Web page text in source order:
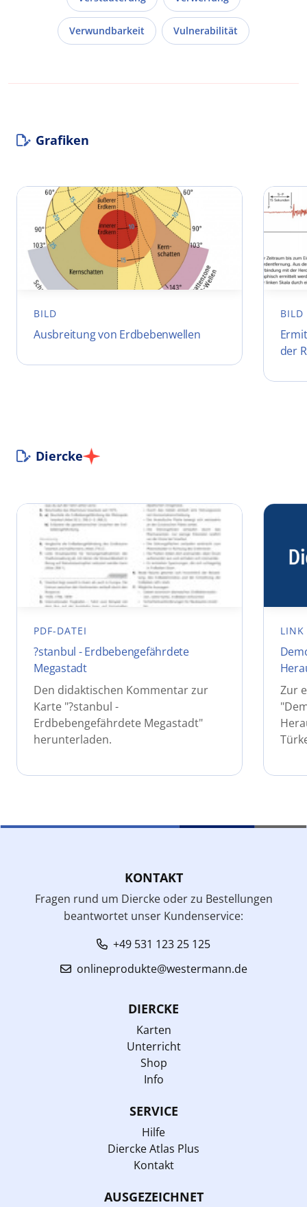
Verwundbarkeit Vulnerabilität
Grafiken
BILD
Ausbreitung von Erdbebenwellen
BILD
der
Diercke
PDF-DATEI
?stanbul - Erdbebengefährdete
Megastadt
Den didaktischen Kommentar zur
Karte "?stanbul -
Erdbebengefährdete Megastadt"
herunterladen.
LINK
Zur
KONTAKT
Fragen rund um Diercke oder zu Bestellungen
beantwortet unser Kundenservice:
+49 531 123 25 125
onlineprodukte@westermann.de
DIERCKE
Karten
Unterricht
Shop
Info
SERVICE
Hilfe
Diercke Atlas Plus
Kontakt
AUSGEZEICHNET